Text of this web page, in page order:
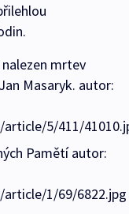
mrtev
Masaryk. autor:
5/411/
Pamětí autor:
1/69/6822.jpg